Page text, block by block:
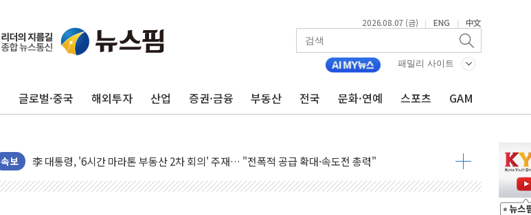
2026.08.07 (금) | ENG | 中文
패밀리 사이트
글로벌·중국 해외투자 산업 증권·금융 부동산 전국 문화·연예 스포츠 GAM
속보
[종합] 美 7월 고용 2만3000명 감소 '쇼크'…9월 금리 인상 기대 후퇴
보훈부, 미 DPAA와 MOU… "6·25 미군 실종자 7359명 끝까지 찾겠다"
트럼프 "금리 내려야"…파월 때와 달리 워시엔 톤 낮춰